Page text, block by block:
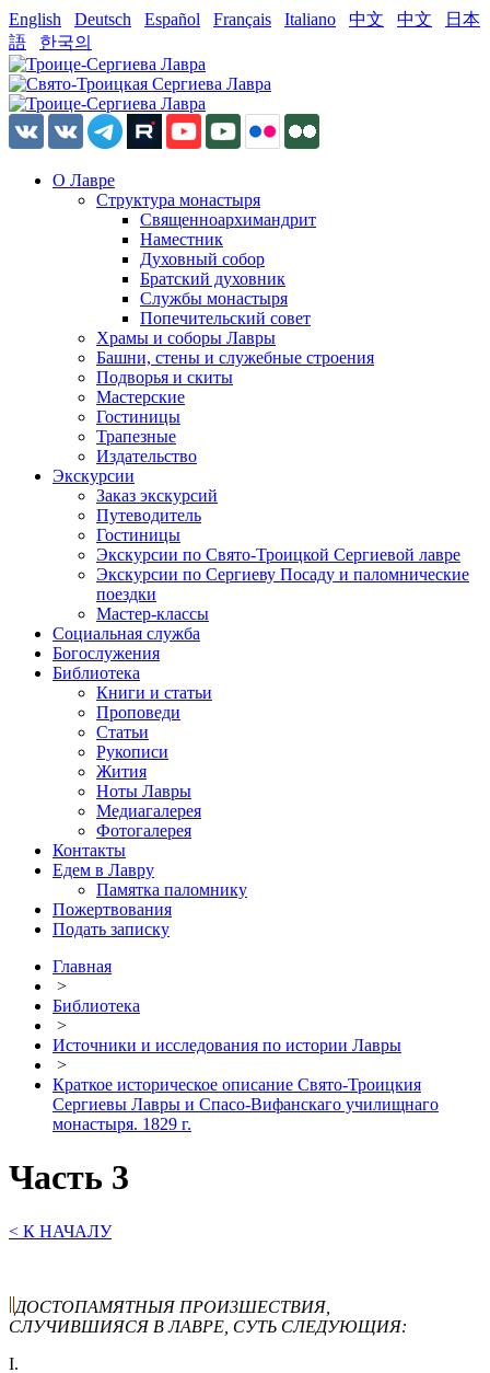
English Deutsch Español Français Italiano 中文 中文
日本
語
한국의
О Лавре
Структура монастыря
Священноархимандрит
Наместник
Духовный собор
Братский духовник
Службы монастыря
Попечительский совет
Храмы и соборы Лавры
Башни, стены и служебные строения
Подворья и скиты
Мастерские
Гостиницы
Трапезные
Издательство
Экскурсии
Заказ экскурсий
Путеводитель
Гостиницы
Экскурсии по Свято-Троицкой Сергиевой лавре
Экскурсии по Сергиеву Посаду и паломнические
поездки
Мастер-классы
Социальная служба
Богослужения
Библиотека
Книги и статьи
Проповеди
Статьи
Рукописи
Жития
Ноты Лавры
Медиагалерея
Фотогалерея
Контакты
Едем в Лавру
Памятка паломнику
Пожертвования
Подать записку
Главная
>
Библиотека
>
Источники и исследования по истории Лавры
>
Краткое историческое описание Свято-Троицкия
Сергиевы Лавры и Спасо-Вифанскаго училищнаго
монастыря. 1829 г.
Часть 3
< К НАЧАЛУ
ДОСТОПАМЯТНЫЯ ПРОИ3ШЕСТВИЯ,
СЛУЧИВШИЯСЯ В ЛАВРЕ, СУТЬ СЛЕДУЮЩИЯ:
I.